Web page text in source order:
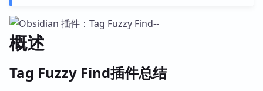
概述
Tag Fuzzy Find插件总结